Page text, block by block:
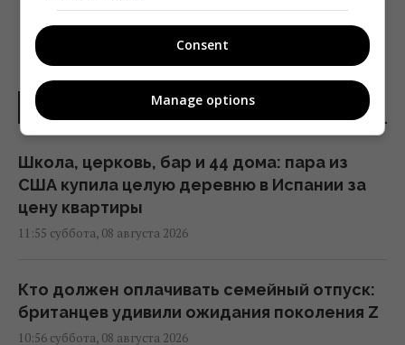
НОВОСТИ ДНЯ
Школа, церковь, бар и 44 дома: пара из
США купила целую деревню в Испании за
цену квартиры
11:55 суббота, 08 августа 2026
Кто должен оплачивать семейный отпуск:
британцев удивили ожидания поколения Z
10:56 суббота, 08 августа 2026
Consent
Manage options